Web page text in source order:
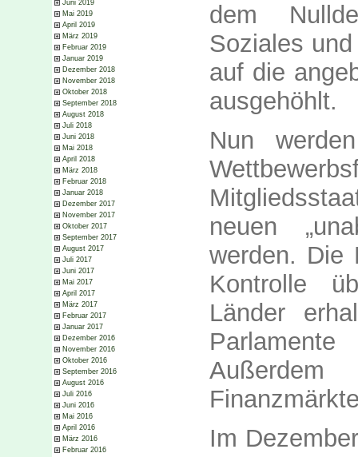
Juni 2019
Mai 2019
April 2019
März 2019
Februar 2019
Januar 2019
Dezember 2018
November 2018
Oktober 2018
September 2018
August 2018
Juli 2018
Juni 2018
Mai 2018
April 2018
März 2018
Februar 2018
Januar 2018
Dezember 2017
November 2017
Oktober 2017
September 2017
August 2017
Juli 2017
Juni 2017
Mai 2017
April 2017
März 2017
Februar 2017
Januar 2017
Dezember 2016
November 2016
Oktober 2016
September 2016
August 2016
Juli 2016
Juni 2016
Mai 2016
April 2016
März 2016
Februar 2016
dem
Soziales
auf die
ausgehöhlt.
Nun
neuen
werden. Die
Kontrolle
Länder
Im